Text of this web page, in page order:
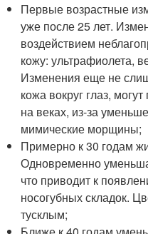
Первые возрастные
уже после 25 лет.
воздействием
кожу: ультрафиолета,
Изменения еще не
кожа вокруг глаз,
на веках, из-за
мимические морщины;
Примерно к 30 годам
Одновременно
что приводит к
носогубных складок.
тусклым;